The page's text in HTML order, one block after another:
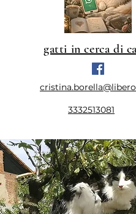
gatti in cerca di
3332513081